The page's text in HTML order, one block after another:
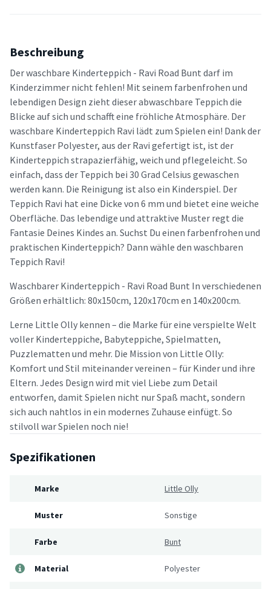
Beschreibung
Der waschbare Kinderteppich - Ravi Road Bunt darf im
Kinderzimmer nicht fehlen! Mit seinem farbenfrohen und
lebendigen Design zieht dieser abwaschbare Teppich die
Blicke auf sich und schafft eine fröhliche Atmosphäre. Der
waschbare Kinderteppich Ravi lädt zum Spielen ein! Dank der
Kunstfaser Polyester, aus der Ravi gefertigt ist, ist der
Kinderteppich strapazierfähig, weich und pflegeleicht. So
einfach, dass der Teppich bei 30 Grad Celsius gewaschen
werden kann. Die Reinigung ist also ein Kinderspiel. Der
Teppich Ravi hat eine Dicke von 6 mm und bietet eine weiche
Oberfläche. Das lebendige und attraktive Muster regt die
Fantasie Deines Kindes an. Suchst Du einen farbenfrohen und
praktischen Kinderteppich? Dann wähle den waschbaren
Teppich Ravi!
Waschbarer Kinderteppich - Ravi Road Bunt In verschiedenen
Größen erhältlich: 80x150cm, 120x170cm en 140x200cm.
Lerne Little Olly kennen – die Marke für eine verspielte Welt
voller Kinderteppiche, Babyteppiche, Spielmatten,
Puzzlematten und mehr. Die Mission von Little Olly:
Komfort und Stil miteinander vereinen – für Kinder und ihre
Eltern. Jedes Design wird mit viel Liebe zum Detail
entworfen, damit Spielen nicht nur Spaß macht, sondern
sich auch nahtlos in ein modernes Zuhause einfügt. So
stilvoll war Spielen noch nie!
Spezifikationen
Marke Little Olly
Muster Sonstige
Farbe Bunt
Material Polyester